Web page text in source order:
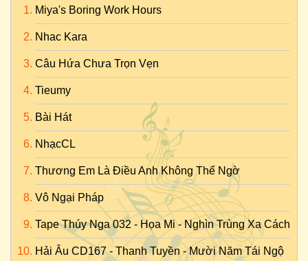
Miya's Boring Work Hours
Nhac Kara
Câu Hứa Chưa Trọn Vẹn
Tieumy
Bài Hát
NhạcCL
Thương Em Là Điều Anh Không Thể Ngờ
Vô Ngại Pháp
Tape Thúy Nga 032 - Họa Mi - Nghìn Trùng Xa Cách
Hải Âu CD167 - Thanh Tuyền - Mười Năm Tái Ngộ